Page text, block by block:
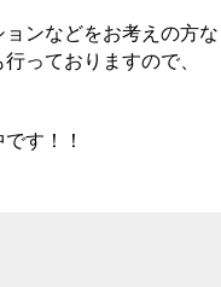
ンなどをお考えの方
っておりますので、
す！！